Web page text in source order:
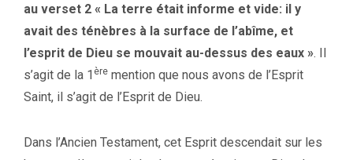
au verset 2 « La terre était informe et vide: il y
avait des ténèbres à la surface de l’abîme, et
l’esprit de Dieu se mouvait au-dessus des eaux ». Il
s’agit de la 1 ère mention que nous avons de l’Esprit
Saint, il s’agit de l’Esprit de Dieu.
Dans l’Ancien Testament, cet Esprit descendait sur les